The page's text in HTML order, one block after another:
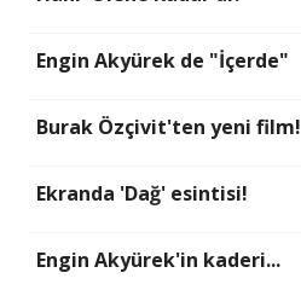
Engin Akyürek de "İçerde"
Burak Özçivit'ten yeni film!
Ekranda 'Dağ' esintisi!
Engin Akyürek'in kaderi...